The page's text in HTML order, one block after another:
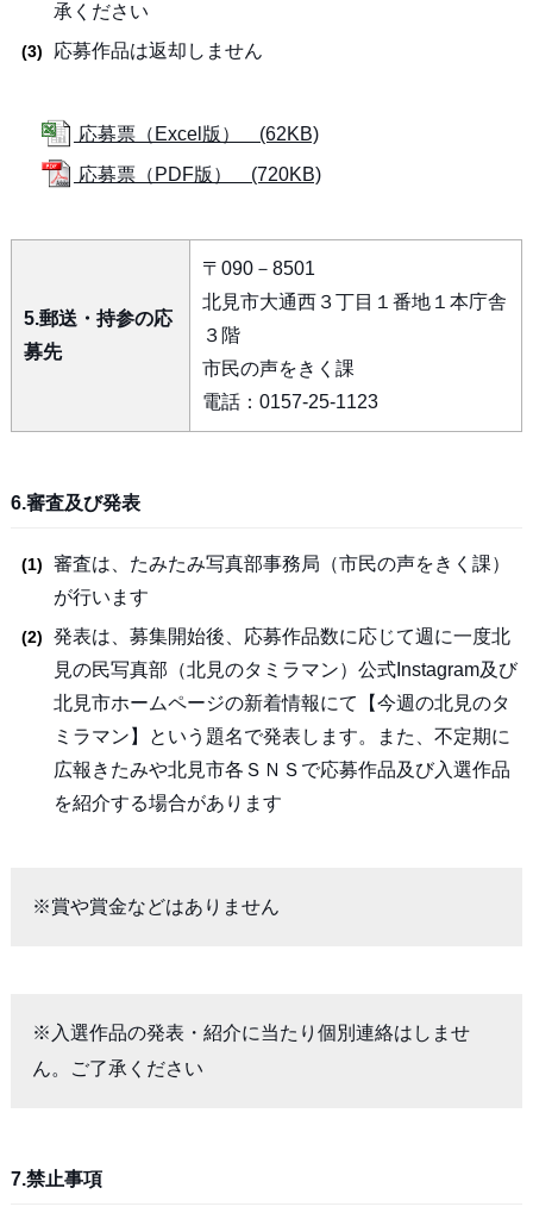
承ください
応募作品は返却しません
応募票（Excel版） (62KB)
応募票（PDF版） (720KB)
5.郵送・持参の応
募先
〒090－8501
北見市大通西３丁目１番地１本庁舎
３階
市民の声をきく課
電話：0157-25-1123
6.審査及び発表
審査は、たみたみ写真部事務局（市民の声をきく課）
が行います
発表は、募集開始後、応募作品数に応じて週に一度北
見の民写真部（北見のタミラマン）公式Instagram及び
北見市ホームページの新着情報にて【今週の北見のタ
ミラマン】という題名で発表します。また、不定期に
広報きたみや北見市各ＳＮＳで応募作品及び入選作品
を紹介する場合があります
※賞や賞金などはありません
※入選作品の発表・紹介に当たり個別連絡はしませ
ん。ご了承ください
7.禁止事項